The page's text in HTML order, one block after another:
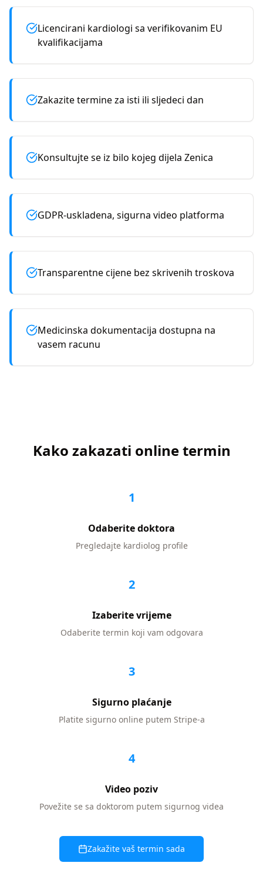
Licencirani kardiologi sa verifikovanim EU
kvalifikacijama
Zakazite termine za isti ili sljedeci dan
Konsultujte se iz bilo kojeg dijela Zenica
GDPR-uskladena, sigurna video platforma
Transparentne cijene bez skrivenih troskova
Medicinska dokumentacija dostupna na
vasem racunu
Kako zakazati online termin
1
Odaberite doktora
Pregledajte kardiolog profile
2
Izaberite vrijeme
Odaberite termin koji vam odgovara
3
Sigurno plaćanje
Platite sigurno online putem Stripe-a
4
Video poziv
Povežite se sa doktorom putem sigurnog videa
Zakažite vaš termin sada